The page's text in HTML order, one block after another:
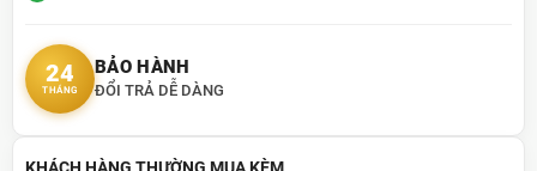
24
THÁNG
BẢO HÀNH
ĐỔI TRẢ DỄ DÀNG